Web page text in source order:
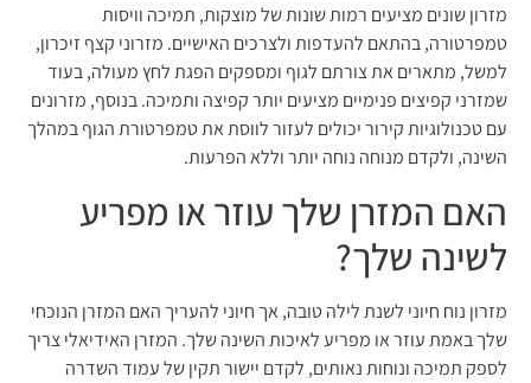
מזרון שונים מציעים רמות שונות של מוצקות, תמיכה וויסות
טמפרטורה, בהתאם להעדפות ולצרכים האישיים. מזרוני קצף זיכרון,
למשל, מתארים את צורתם לגוף ומספקים הפגת לחץ מעולה, בעוד
שמזרני קפיצים פנימיים מציעים יותר קפיצה ותמיכה. בנוסף, מזרונים
עם טכנולוגיות קירור יכולים לעזור לווסת את טמפרטורת הגוף במהלך
השינה, ולקדם מנוחה נוחה יותר וללא הפרעות.
האם המזרן שלך עוזר או מפריע
לשינה שלך?
מזרון נוח חיוני לשנת לילה טובה, אך חיוני להעריך האם המזרן הנוכחי
שלך באמת עוזר או מפריע לאיכות השינה שלך. המזרן האידיאלי צריך
לספק תמיכה ונוחות נאותים, לקדם יישור תקין של עמוד השדרה